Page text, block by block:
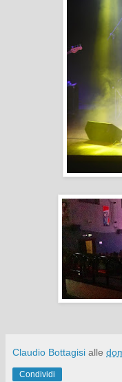
Claudio Bottagisi alle
Condividi